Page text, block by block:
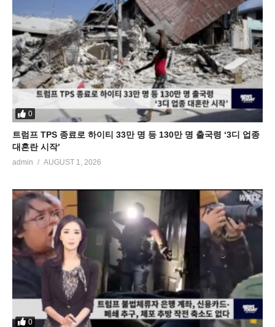
0
트럼프 TPS 종료로 하이티 33만 명 등 130만 명 출국령 ‘3디 업종
대혼란 시작’
admin AUGUST 1, 2026
0